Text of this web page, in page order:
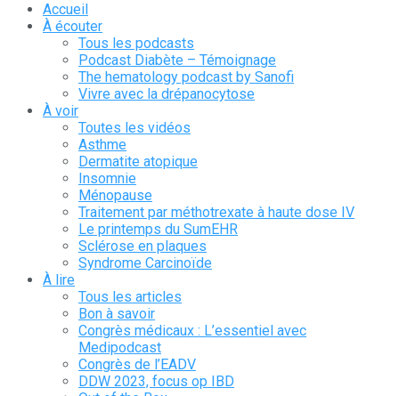
Accueil
À écouter
Tous les podcasts
Podcast Diabète – Témoignage
The hematology podcast by Sanofi
Vivre avec la drépanocytose
À voir
Toutes les vidéos
Asthme
Dermatite atopique
Insomnie
Ménopause
Traitement par méthotrexate à haute dose IV
Le printemps du SumEHR
Sclérose en plaques
Syndrome Carcinoïde
À lire
Tous les articles
Bon à savoir
Congrès médicaux : L’essentiel avec
Medipodcast
Congrès de l’EADV
DDW 2023, focus op IBD